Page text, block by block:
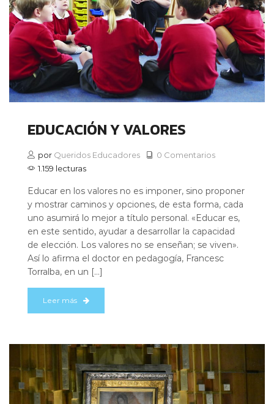
EDUCACIÓN Y VALORES
por Queridos Educadores
0 Comentarios
1.159 lecturas
Educar en los valores no es imponer, sino proponer
y mostrar caminos y opciones, de esta forma, cada
uno asumirá lo mejor a título personal. «Educar es,
en este sentido, ayudar a desarrollar la capacidad
de elección. Los valores no se enseñan; se viven».
Así lo afirma el doctor en pedagogía, Francesc
Torralba, en un […]
Leer más